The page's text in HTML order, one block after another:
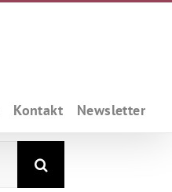
Kontakt Newsletter